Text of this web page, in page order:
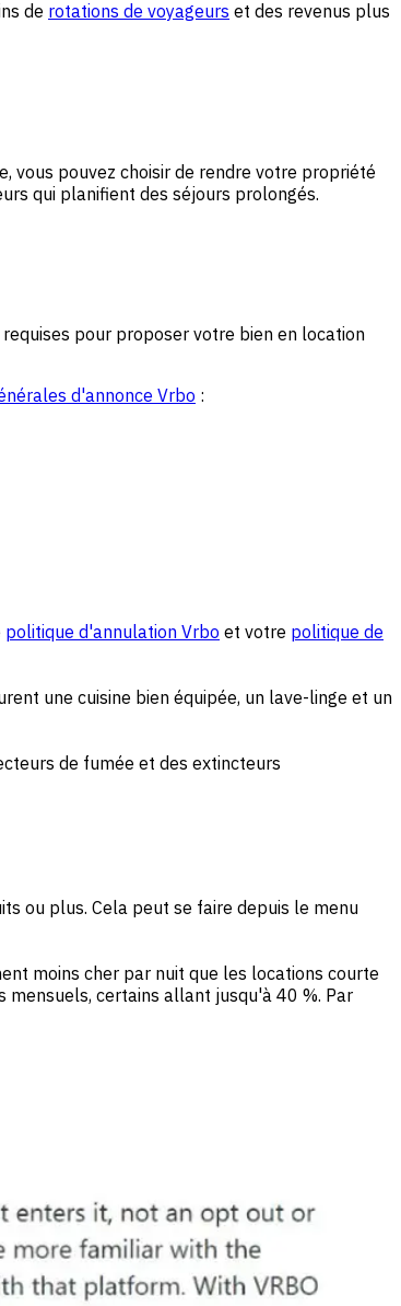
de rotations de voyageurs et des revenus plus
vous pouvez choisir de rendre votre propriété
qui planifient des séjours prolongés.
pour proposer votre bien en location
d'annonce Vrbo :
politique d'annulation Vrbo et votre politique de
une cuisine bien équipée, un lave-linge et un
de fumée et des extincteurs
ou plus. Cela peut se faire depuis le menu
moins cher par nuit que les locations courte
certains allant jusqu'à 40 %. Par